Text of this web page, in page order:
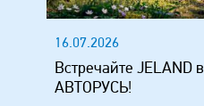
16.07.2026
Встречайте JELAND в
АВТОРУСЬ!